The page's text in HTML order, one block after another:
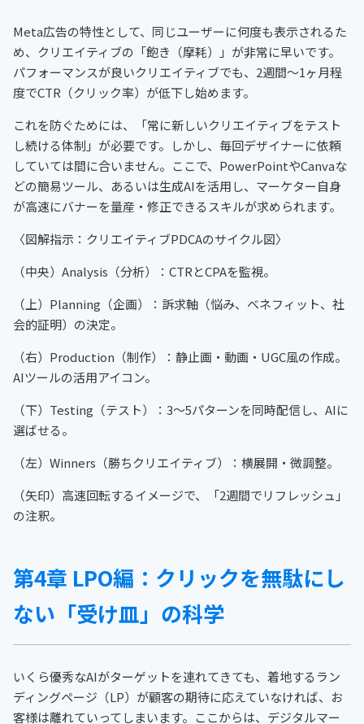
Meta広告の特性として、同じユーザーに何度も表示されるた
め、クリエイティブの「飽き（摩耗）」が非常に早いです。
パフォーマンスが良いクリエイティブでも、2週間〜1ヶ月程
度でCTR（クリック率）が低下し始めます。
これを防ぐためには、「常に新しいクリエイティブをテスト
し続ける体制」が必要です。しかし、毎回デザイナーに依頼
していては間に合いません。ここで、PowerPointやCanvaな
どの簡易ツール、あるいは生成AIを活用し、マーケター自身
が高速にバナーを量産・修正できるスキルが求められます。
〈図解指示：クリエイティブPDCAのサイクル図〉
（中央）Analysis（分析）：CTRとCPAを監視。
（上）Planning（企画）：訴求軸（悩み、ベネフィット、社
会的証明）の決定。
（右）Production（制作）：静止画・動画・UGC風の作成。
AIツールの活用アイコン。
（下）Testing（テスト）：3〜5パターンを同時配信し、AIに
選ばせる。
（左）Winners（勝ちクリエイティブ）：横展開・微調整。
（矢印）高速回転するイメージで、「2週間でリフレッシュ」
の注釈。
第4章 LPO編：クリックを無駄にし
ない「受け皿」の科学
いくら優秀なAIがターゲットを連れてきても、着地するラン
ディングページ（LP）が顧客の期待に応えていなければ、お
客様は離れていってしまいます。ここからは、デジタルマー